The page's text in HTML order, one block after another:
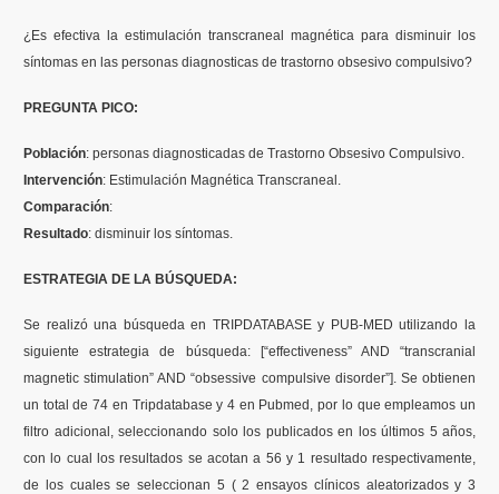
¿Es efectiva la estimulación transcraneal magnética para disminuir los
síntomas en las personas diagnosticas de trastorno obsesivo compulsivo?
PREGUNTA PICO:
Población: personas diagnosticadas de Trastorno Obsesivo Compulsivo.
Intervención: Estimulación Magnética Transcraneal.
Comparación:
Resultado: disminuir los síntomas.
ESTRATEGIA DE LA BÚSQUEDA:
Se realizó una búsqueda en TRIPDATABASE y PUB-MED utilizando la
siguiente estrategia de búsqueda: [“effectiveness” AND “transcranial
magnetic stimulation” AND “obsessive compulsive disorder”]. Se obtienen
un total de 74 en Tripdatabase y 4 en Pubmed, por lo que empleamos un
filtro adicional, seleccionando solo los publicados en los últimos 5 años,
con lo cual los resultados se acotan a 56 y 1 resultado respectivamente,
de los cuales se seleccionan 5 ( 2 ensayos clínicos aleatorizados y 3